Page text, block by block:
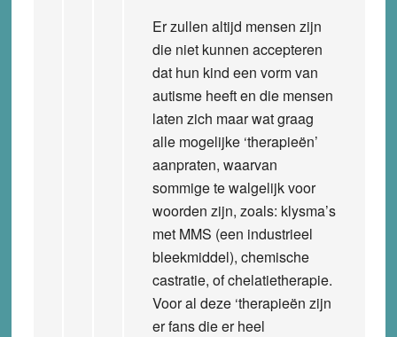
Er zullen altijd mensen zijn
die niet kunnen accepteren
dat hun kind een vorm van
autisme heeft en die mensen
laten zich maar wat graag
alle mogelijke ‘therapieën’
aanpraten, waarvan
sommige te walgelijk voor
woorden zijn, zoals: klysma’s
met MMS (een industrieel
bleekmiddel), chemische
castratie, of chelatietherapie.
Voor al deze ‘therapieën zijn
er fans die er heel